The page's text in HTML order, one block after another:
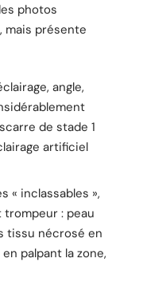
photos
mais présente
angle,
de stade 1
artificiel
« inclassables »,
: peau
tissu nécrosé en
palpant la zone,